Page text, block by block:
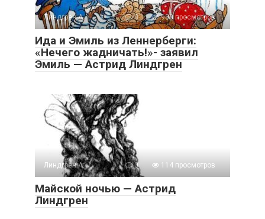
Линдгрен А. 0 983 просмотров
Ида и Эмиль из Леннерберги:
«Нечего жадничать!»- заявил
Эмиль — Астрид Линдгрен
Линдгрен А. 0 114 просмотров
Майской ночью — Астрид
Линдгрен